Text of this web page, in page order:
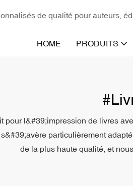
de qualité pour auteurs,
HOME PRODUITS
pour l&#39;impression de livres
particulièrement
de la plus haute qualité, et